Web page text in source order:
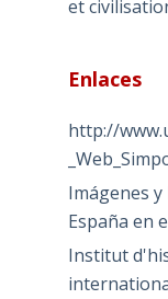
et
Enlaces
http://
Imágenes
España en
Institut